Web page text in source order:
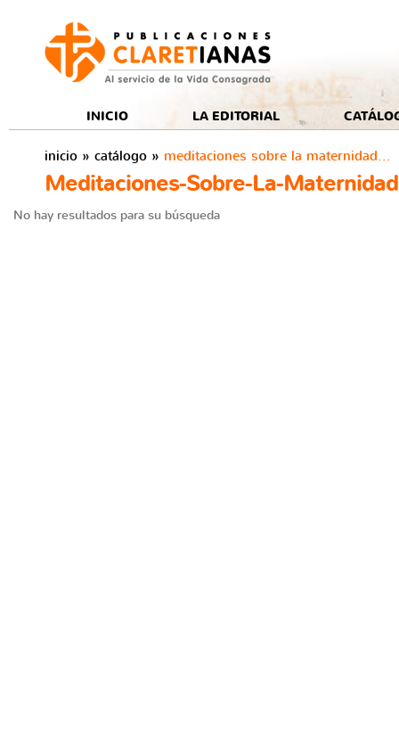
INICIO LA EDITORIAL
inicio » catálogo » meditaciones sobre la maternidad...
Meditaciones-Sobre-La-
No hay resultados para su búsqueda